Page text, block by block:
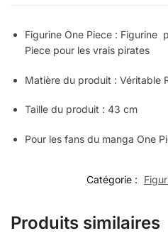
Figurine One Piece : Figurine
Piece pour les vrais pirates
Matière du produit : Véritable
Taille du produit : 43 cm
Pour les fans du manga One
Catégorie :
Produits similaires